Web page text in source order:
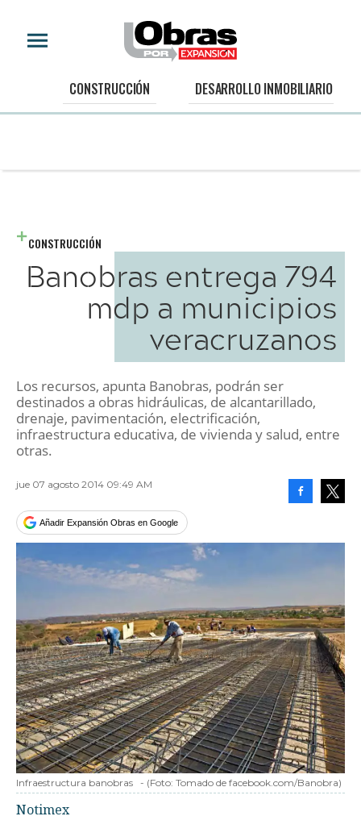
CONSTRUCCIÓN DESARROLLO INMOBILIARIO
CONSTRUCCIÓN
Banobras entrega 794
mdp a municipios
veracruzanos
Los recursos, apunta Banobras, podrán ser
destinados a obras hidráulicas, de alcantarillado,
drenaje, pavimentación, electrificación,
infraestructura educativa, de vivienda y salud, entre
otras.
jue 07 agosto 2014 09:49 AM
Añadir Expansión Obras en Google
Infraestructura banobras - (Foto: Tomado de facebook.com/Banobra)
Notimex